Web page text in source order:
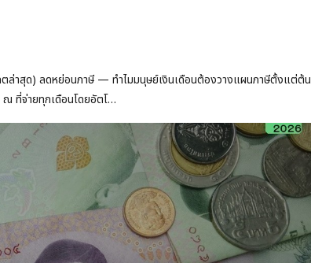
ล่าสุด) ลดหย่อนภาษี — ทำไมมนุษย์เงินเดือนต้องวางแผนภาษีตั้งแต่ต้น
ณ ที่จ่ายทุกเดือนโดยอัตโ…